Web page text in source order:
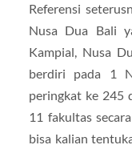
Referensi
Nusa Dua Bali
Kampial, Nusa
berdiri pada 1
peringkat ke 245
11 fakultas
bisa kalian